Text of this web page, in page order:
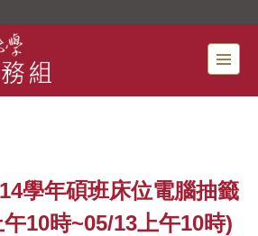
學年碩班床位電腦抽籤
10時~05/13上午10時)